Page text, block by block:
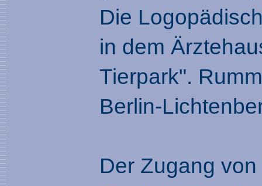
Die
in dem
Tierpark".
Berlin-
Der Zugang